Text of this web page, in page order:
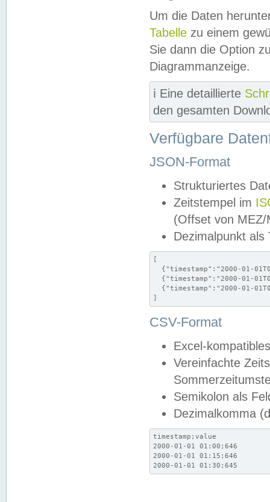
Um die Daten
Tabelle zu einem
Sie dann die Option
Diagrammanzeige.
ℹ️ Eine detaillierte
den gesamten
Verfügbare
JSON-Format
Strukturiertes
Zeitstempel im
(Offset von MEZ/
Dezimalpunkt als
[
{"timestamp":"2000-01-
{"timestamp":"2000-01-
{"timestamp":"2000-01-
]
CSV-Format
Excel-
Vereinfachte
Semikolon als
Dezimalkomma
timestamp;value
2000-01-01 01:00;646
2000-01-01 01:15;646
2000-01-01 01:30;645